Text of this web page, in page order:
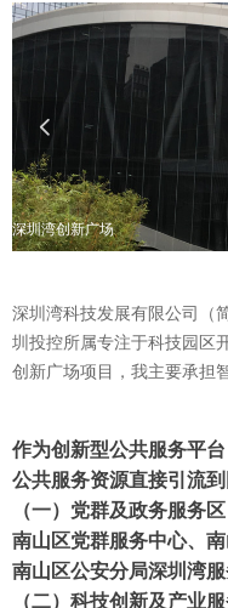
作为创新型公共服务平
公共服务资源直接引流
（一）党群及政务服务区
南山区党群服务中心、
南山区公安分局深圳湾
（二）科技创新及产业服
深圳湾创新广场
넳
深圳湾科技发展有限公司（
圳投控所属专注于科技园区
创新广场项目，我主要承担